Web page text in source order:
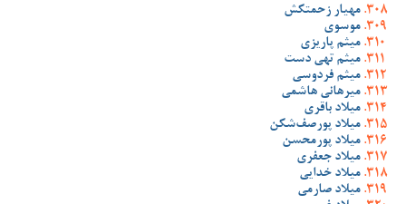
مهیار زحمتکش
موسوی
میثم پاریزی
میثم تهی دست
میثم فردوسی
میرهانی هاشمی
میلاد باقری
میلاد پورصف‌شکن
میلاد پورمحسن
میلاد جعفری
میلاد خدایی
میلاد صارمی